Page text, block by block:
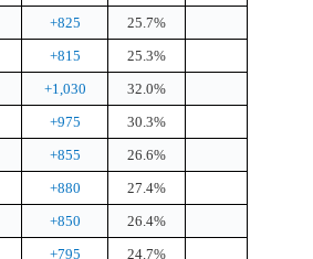
+825
25.7%
+815
25.3%
+1,030
32.0%
+975
30.3%
+855
26.6%
+880
27.4%
+850
26.4%
+795 24.7%